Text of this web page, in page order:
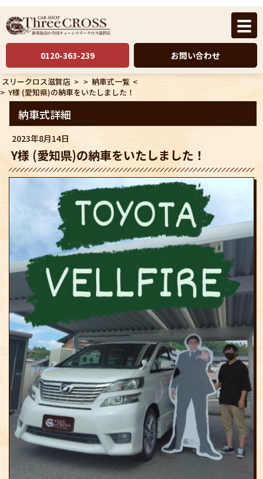
☰
0120-363-239 お問い合わせ
スリークロス滋賀店> <
> 納車式一覧
> Y様 (愛知県)の納車をいたしました！
納車式詳細
2023年8月14日
Y様 (愛知県)の納車をいたしました！